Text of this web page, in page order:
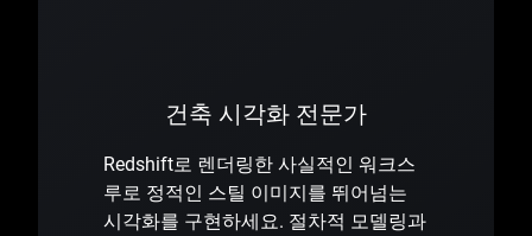
건축 시각화 전문가
Redshift로 렌더링한 사실적인 워크스
루로 정적인 스틸 이미지를 뛰어넘는
시각화를 구현하세요. 절차적 모델링과